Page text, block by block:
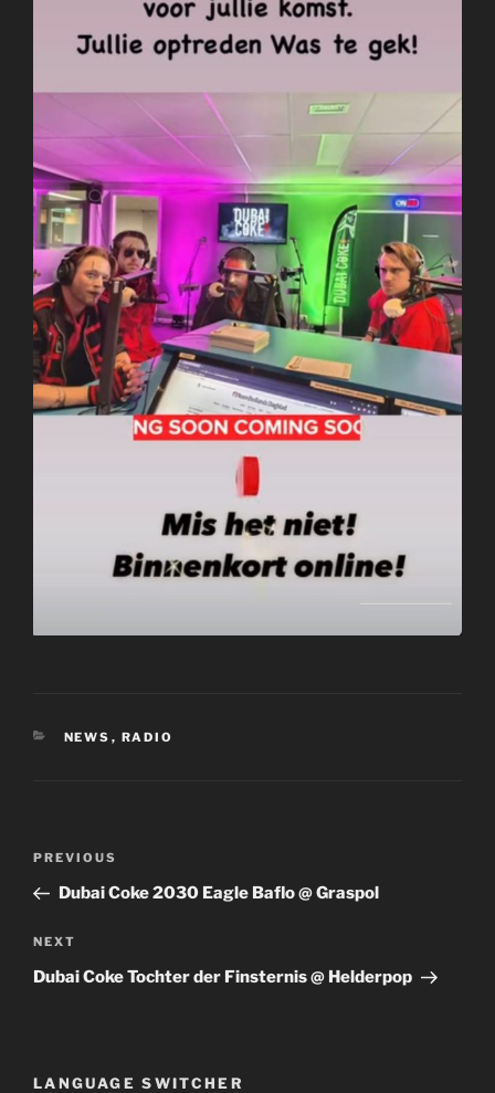
CATEGORIES
NEWS , RADIO
Previous
Post
PREVIOUS
Dubai Coke 2030 Eagle Baflo @ Graspol
Next
Post
NEXT
Dubai Coke Tochter der Finsternis @ Helderpop
LANGUAGE SWITCHER